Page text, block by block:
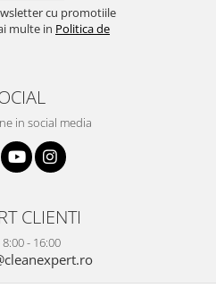
cu promotiile
multe in Politica de
in social media
CLIENTI
8:00 - 16:00